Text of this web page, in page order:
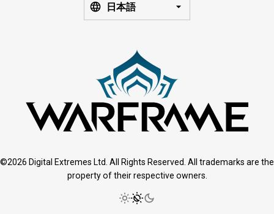
日本語
©2026 Digital Extremes Ltd. All Rights Reserved. All trademarks are the
property of their respective owners.